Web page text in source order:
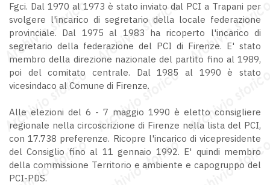
Fgci. Dal 1970 al 1973 è stato inviato dal PCI a Trapani per
svolgere l'incarico di segretario della locale federazione
provinciale. Dal 1975 al 1983 ha ricoperto l'incarico di
segretario della federazione del PCI di Firenze. E' stato
membro della direzione nazionale del partito fino al 1989,
poi del comitato centrale. Dal 1985 al 1990 è stato
vicesindaco al Comune di Firenze.
Alle elezioni del 6 - 7 maggio 1990 è eletto consigliere
regionale nella circoscrizione di Firenze nella lista del PCI,
con 17.738 preferenze. Ricopre l'incarico di vicepresidente
del Consiglio fino al 11 gennaio 1992. E' quindi membro
della commissione Territorio e ambiente e capogruppo del
PCI-PDS.